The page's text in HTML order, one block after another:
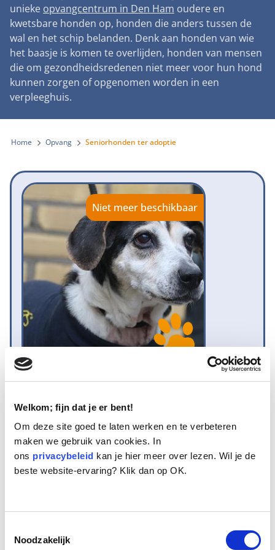
Welkom; fijn dat je er bent!
Om deze site goed te laten werken en te verbeteren
maken we gebruik van cookies. In
ons privacybeleid kan je hier meer over lezen. Wil je de
beste website-ervaring? Klik dan op OK.
Noodzakelijk
Landelijke registratie bijtincidenten
Verantwoord fokbeleid
Landelijk vuurwerkverbod
Verplichte pre-aanschaf cursus
Gemeentelijk meldpunt bijtincidenten
Bescherming tegen grasaren
Lezingen
Symposium Gemeentelijk Dierenbeleid
Teken onze petitie
Steun als bedrijf
Adopteer een seniorhond
Sponsor een seniorhond
Steun als vrijwilliger
Honden voor Honden Loop
Vraag een donatiebox aan
Wat wij doen
Onze organisatie
Samenwerking
Jaarverslag
Vacatures
Donateursmagazine Hond
Onze successen voor honden
Contactgegevens
Pers
Nieuws
Nieuwsbrief
Incassodata
Zoeken
unieke opvangcentrum in Den Ham oudere en
kwetsbare honden op, honden die anders tussen de
wal en het schip belanden. Denk aan honden van wie
het baasje is komen te overlijden, honden van mensen
die om gezondheidsredenen niet meer voor hun hond
kunnen zorgen of opgenomen worden in een
verpleeghuis.
Home Opvang Seniorhonden ter adoptie
Niet meer beschikbaar
Naam: Vlekkie
Ras/type: Boerenfox
Geslacht: Teef
Reden opvang: Gezondheid eigenaresse
Hoeveel dagen te gast geweest: 140 dagen
Geplaatst.
nadat ze als jonge hond uit een asiel gehaald werd, jaren bij een